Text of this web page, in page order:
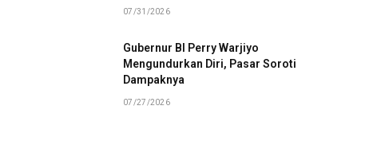
07/31/2026
Gubernur BI Perry Warjiyo
Mengundurkan Diri, Pasar Soroti
Dampaknya
07/27/2026